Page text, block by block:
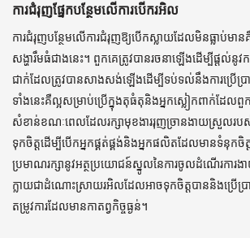
ការជំរុញផ្នែកបន្ថែមលើការបើករអិល
ការជំរុញបន្ថែមលើការជំរុញឱ្យបើកស្លាយដែលមិនធ្លាប់ម
សង្ហារឹមធំជាងនេះ។ ពួកគេត្រូវបានរចនាឡើងដើម្បីផ្តល់នូ
ជាក់ដែលត្រូវបានសាងសង់ឡើងដើម្បីទប់ទល់នឹងការប្រើប្រ
ទាំងនេះគឺល្អសម្រាប់ប្រើក្នុងតុធំតុនិងអ្នកស្លៀកពាក់ដែលពួ
សំខាន់ខណៈពេលដែលរក្សាមុខងាររុញច្រានងាយស្រួលរប
ទុកចិត្តដើម្បីបើកអ្នកផ្គត់ផ្គង់និងអ្នកផលិតដែលមានទំនុកចិត្
ប្រមាណរក្សានូវអត្ថប្រយោជន៍ស្នូលនៃការចូលដំណើរការង
ក្លាយជាដំណោះស្រាយរអិលដែលអាចទុកចិត្តបាននិងប្រើប្
តម្រូវការដែលមានកាតព្វកិច្ចធ្ងន់។